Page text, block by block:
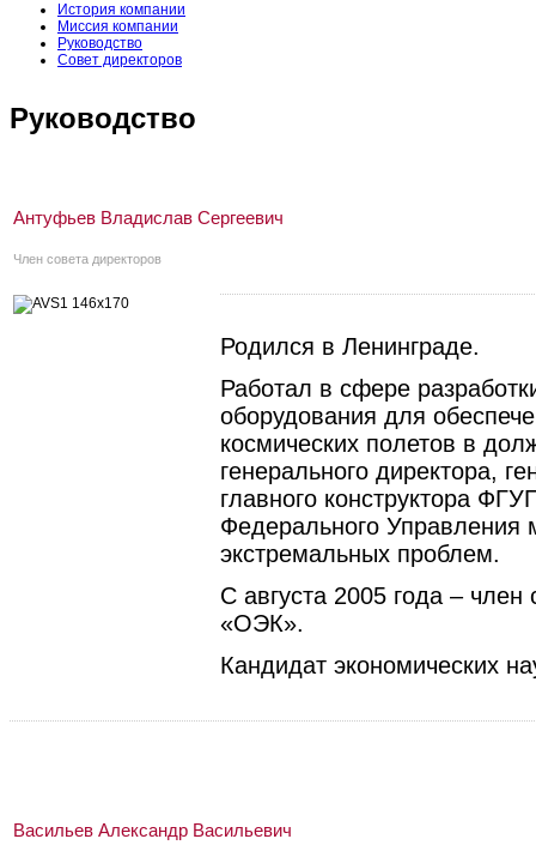
История компании
Миссия компании
Руководство
Совет директоров
Руководство
Антуфьев Владислав Сергеевич
Член совета директоров
Родился в Ленинграде.
Работал в сфере
оборудования для
космических полетов в
генерального директора,
главного конструктора
Федерального Управления
экстремальных проблем.
С августа 2005 года – член
«ОЭК».
Кандидат экономических
Васильев Александр Васильевич